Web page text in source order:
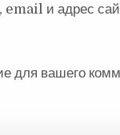
email и адрес
для вашего